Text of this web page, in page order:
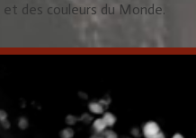
des couleurs du Monde.